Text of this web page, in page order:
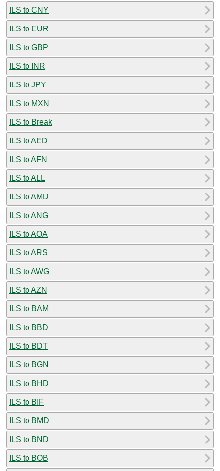
ILS to CNY
ILS to EUR
ILS to GBP
ILS to INR
ILS to JPY
ILS to MXN
ILS to Break
ILS to AED
ILS to AFN
ILS to ALL
ILS to AMD
ILS to ANG
ILS to AOA
ILS to ARS
ILS to AWG
ILS to AZN
ILS to BAM
ILS to BBD
ILS to BDT
ILS to BGN
ILS to BHD
ILS to BIF
ILS to BMD
ILS to BND
ILS to BOB